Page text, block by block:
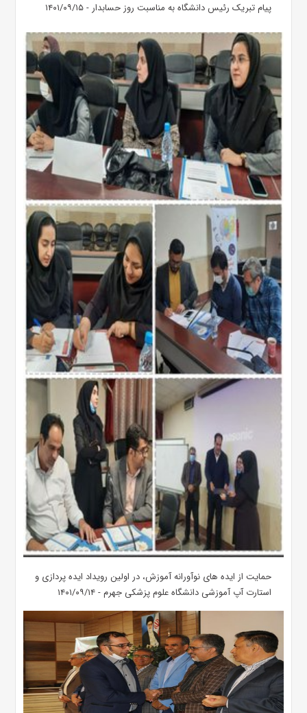
پیام تبریک رئیس دانشگاه به مناسبت روز حسابدار - ۱۴۰۱/۰۹/۱۵
حمایت از ایده های نوآورانه آموزش، در اولین رویداد ایده پردازی و
استارت آپ آموزشی دانشگاه علوم پزشکی جهرم - ۱۴۰۱/۰۹/۱۴